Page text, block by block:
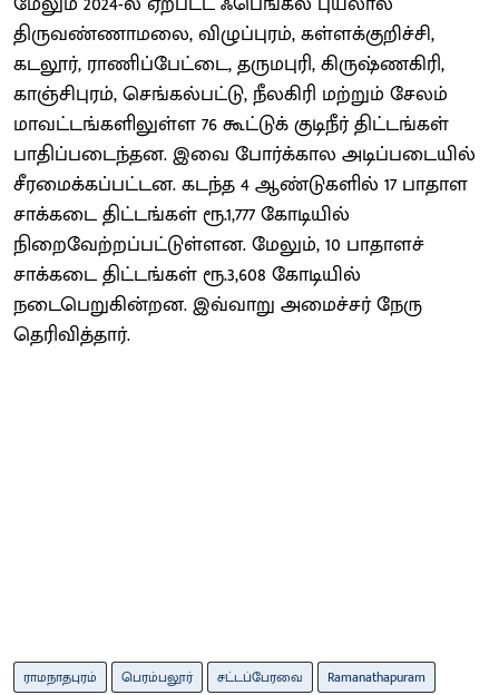
திருவண்ணாமலை, விழுப்புரம், கள்ளக்குறிச்சி,
கடலூர், ராணிப்பேட்டை, தருமபுரி, கிருஷ்ணகிரி,
காஞ்சிபுரம், செங்கல்பட்டு, நீலகிரி மற்றும் சேலம்
மாவட்டங்களிலுள்ள 76 கூட்டுக் குடிநீர் திட்டங்கள்
பாதிப்படைந்தன. இவை போர்க்கால அடிப்படையில்
சீரமைக்கப்பட்டன. கடந்த 4 ஆண்டுகளில் 17 பாதாள
சாக்கடை திட்டங்கள் ரூ.1,777 கோடியில்
நிறைவேற்றப்பட்டுள்ளன. மேலும், 10 பாதாளச்
சாக்கடை திட்டங்கள் ரூ.3,608 கோடியில்
நடைபெறுகின்றன. இவ்வாறு அமைச்சர் நேரு
தெரிவித்தார்.
ராமநாதபுரம் பெரம்பலூர் சட்டப்பேரவை
Ramanathapuram